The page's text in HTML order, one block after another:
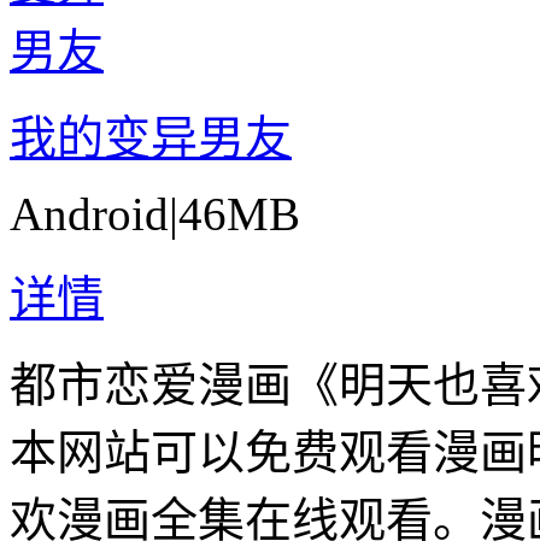
我的变异男友
Android|46MB
详情
都市恋爱漫画《明天也
本网站可以免费观看漫
欢漫画全集在线观看。